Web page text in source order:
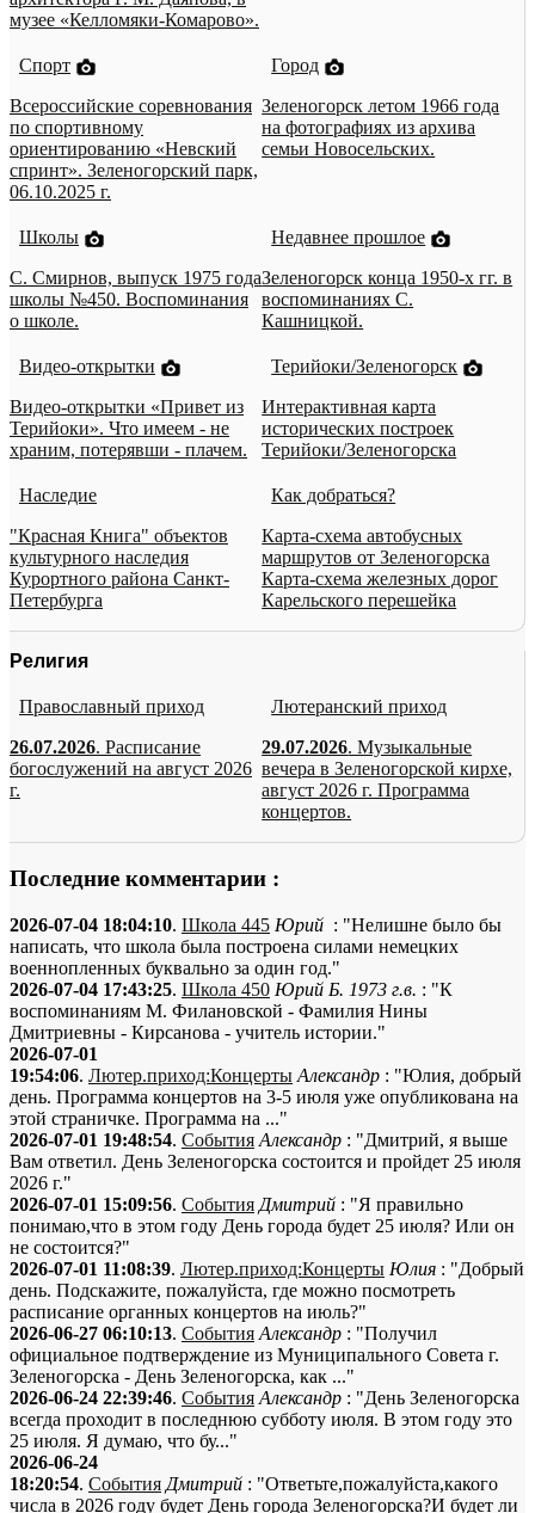
музее «Келломяки-Комарово».
Спорт
Всероссийские соревнования
по спортивному
ориентированию «Невский
спринт». Зеленогорский парк,
06.10.2025 г.
Город
Зеленогорск летом 1966 года
на фотографиях из архива
семьи Новосельских.
Школы
С. Смирнов, выпуск 1975 года
школы №450. Воспоминания
о школе.
Недавнее прошлое
Зеленогорск конца 1950-х гг. в
воспоминаниях С.
Кашницкой.
Видео-открытки
Видео-открытки «Привет из
Терийоки». Что имеем - не
храним, потерявши - плачем.
Терийоки/Зеленогорск
Интерактивная карта
исторических построек
Терийоки/Зеленогорска
Наследие
"Красная Книга" объектов
культурного наследия
Курортного района Санкт-
Петербурга
Как добраться?
Карта-схема автобусных
маршрутов от Зеленогорска
Карта-схема железных дорог
Карельского перешейка
Религия
Православный приход
26.07.2026. Расписание
богослужений на август 2026
г.
Лютеранский приход
29.07.2026. Музыкальные
вечера в Зеленогорской кирхе,
август 2026 г. Программа
концертов.
Последние комментарии :
2026-07-04 18:04:10. Школа 445 Юрий : "Нелишне было бы
написать, что школа была построена силами немецких
военнопленных буквально за один год."
2026-07-04 17:43:25. Школа 450 Юрий Б. 1973 г.в. : "К
воспоминаниям М. Филановской - Фамилия Нины
Дмитриевны - Кирсанова - учитель истории."
2026-07-01
19:54:06. Лютер.приход:Концерты Александр : "Юлия, добрый
день. Программа концертов на 3-5 июля уже опубликована на
этой страничке. Программа на ..."
2026-07-01 19:48:54. События Александр : "Дмитрий, я выше
Вам ответил. День Зеленогорска состоится и пройдет 25 июля
2026 г."
2026-07-01 15:09:56. События Дмитрий : "Я правильно
понимаю,что в этом году День города будет 25 июля? Или он
не состоится?"
2026-07-01 11:08:39. Лютер.приход:Концерты Юлия : "Добрый
день. Подскажите, пожалуйста, где можно посмотреть
расписание органных концертов на июль?"
2026-06-27 06:10:13. События Александр : "Получил
официальное подтверждение из Муниципального Совета г.
Зеленогорска - День Зеленогорска, как ..."
2026-06-24 22:39:46. События Александр : "День Зеленогорска
всегда проходит в последнюю субботу июля. В этом году это
25 июля. Я думаю, что бу..."
2026-06-24
18:20:54. События Дмитрий : "Ответьте,пожалуйста,какого
числа в 2026 году будет День города Зеленогорска?И будет ли